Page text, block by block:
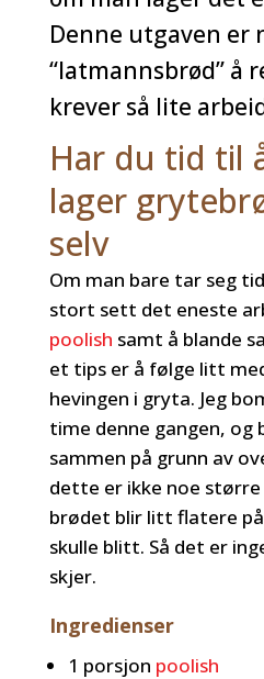
Denne utgaven er
“latmannsbrød” å
krever så lite
Har du tid til
lager
selv
Om man bare tar seg
stort sett det eneste
poolish samt å blande
et tips er å følge litt
hevingen i gryta. Jeg
time denne gangen,
sammen på grunn av
dette er ikke noe
brødet blir litt flatere
skulle blitt. Så det er
skjer.
Ingredienser
1 porsjon poolish